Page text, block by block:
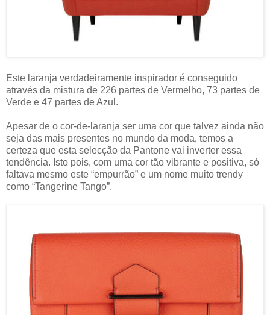
Este laranja verdadeiramente inspirador é conseguido
através da mistura de 226 partes de Vermelho, 73 partes de
Verde e 47 partes de Azul.
Apesar de o cor-de-laranja ser uma cor que talvez ainda não
seja das mais presentes no mundo da moda, temos a
certeza que esta selecção da Pantone vai inverter essa
tendência. Isto pois, com uma cor tão vibrante e positiva, só
faltava mesmo este “empurrão” e um nome muito trendy
como “Tangerine Tango”.